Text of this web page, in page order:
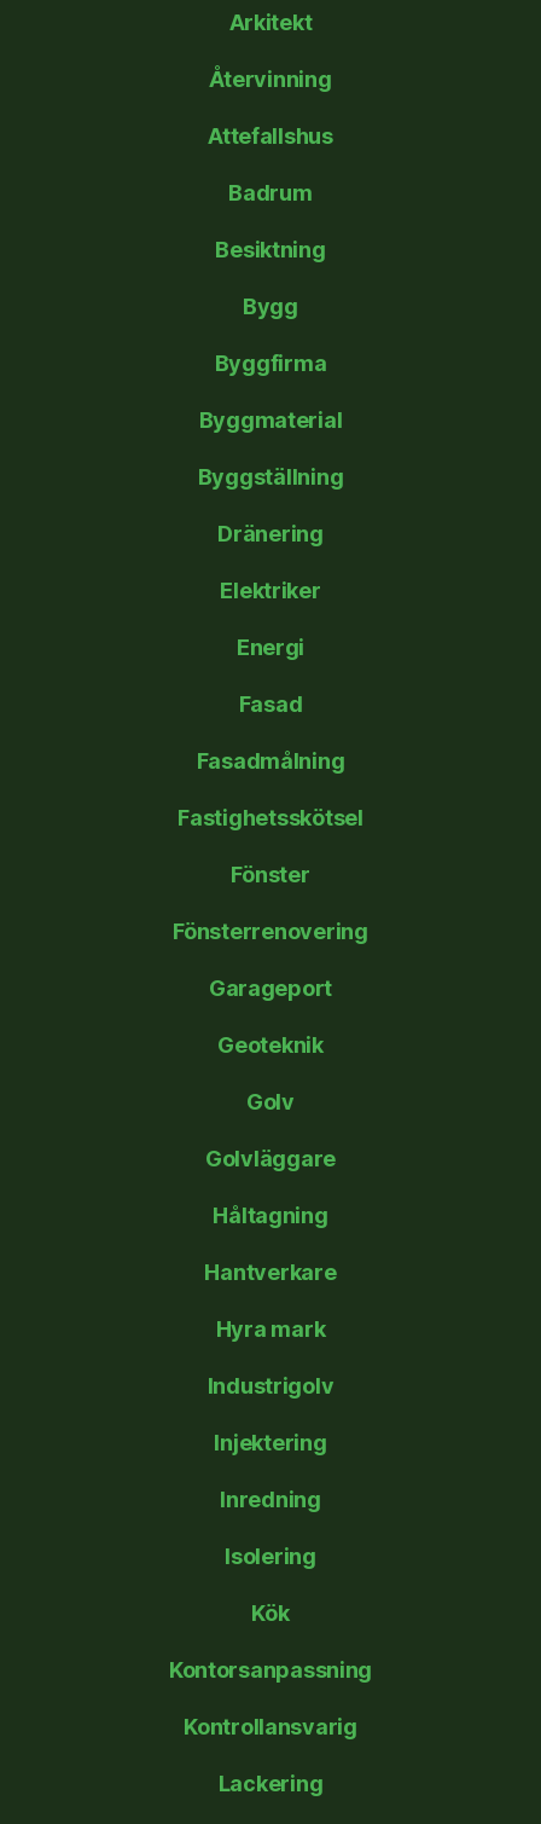
Arkitekt
Återvinning
Attefallshus
Badrum
Besiktning
Bygg
Byggfirma
Byggmaterial
Byggställning
Dränering
Elektriker
Energi
Fasad
Fasadmålning
Fastighetsskötsel
Fönster
Fönsterrenovering
Garageport
Geoteknik
Golv
Golvläggare
Håltagning
Hantverkare
Hyra mark
Industrigolv
Injektering
Inredning
Isolering
Kök
Kontorsanpassning
Kontrollansvarig
Lackering